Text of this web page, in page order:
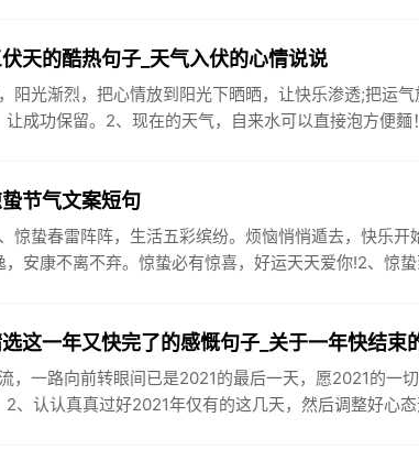
天的酷热句子_天气入伏的心情说说
阳光渐烈，把心情放到阳光下晒晒，让快乐渗透;把运
让成功保留。2、现在的天气，自来水可以直接泡方便麵
节气文案短句
惊蛰春雷阵阵，生活五彩缤纷。烦恼悄悄遁去，快乐开
，安康不离不弃。惊蛰必有惊喜，好运天天爱你!2、惊
这一年又快完了的感慨句子_关于一年快结束
，一路向前转眼间已是2021的最后一天，愿2021的一
2、认认真真过好2021年仅有的这几天，然后调整好心态